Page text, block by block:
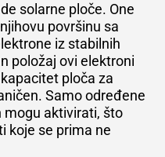
solarne ploče. One
površinu sa
iz stabilnih
položaj ovi elektroni
ploča za
Samo određene
mogu aktivirati, što
koje se prima ne